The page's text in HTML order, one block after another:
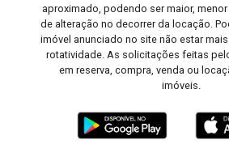
aproximado, podendo ser maior,
de alteração no decorrer da locação.
imóvel anunciado no site não estar
rotatividade. As solicitações feitas
em reserva, compra, venda ou
imóveis.